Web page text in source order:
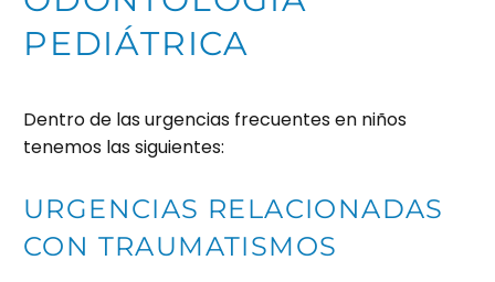
PEDIÁTRICA
Dentro de las urgencias frecuentes en niños
tenemos las siguientes:
URGENCIAS RELACIONADAS
CON TRAUMATISMOS